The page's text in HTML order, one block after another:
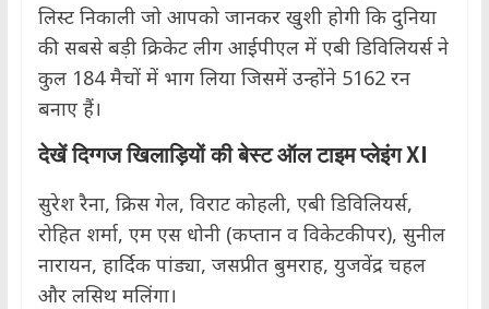
लिस्ट निकाली जो आपको जानकर खुशी होगी कि दुनिया
की सबसे बड़ी क्रिकेट लीग आईपीएल में एबी डिविलियर्स ने
कुल 184 मैचों में भाग लिया जिसमें उन्होंने 5162 रन
बनाए हैं।
देखें दिग्गज खिलाड़ियों की बेस्ट ऑल टाइम प्लेइंग XI
सुरेश रैना, क्रिस गेल, विराट कोहली, एबी डिविलियर्स,
रोहित शर्मा, एम एस धोनी (कप्तान व विकेटकीपर), सुनील
नारायन, हार्दिक पांड्या, जसप्रीत बुमराह, युजवेंद्र चहल
और लसिथ मलिंगा।